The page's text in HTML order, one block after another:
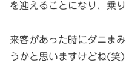
を迎えることになり、乗
来客があった時にダニま
うかと思いますけどね(笑)